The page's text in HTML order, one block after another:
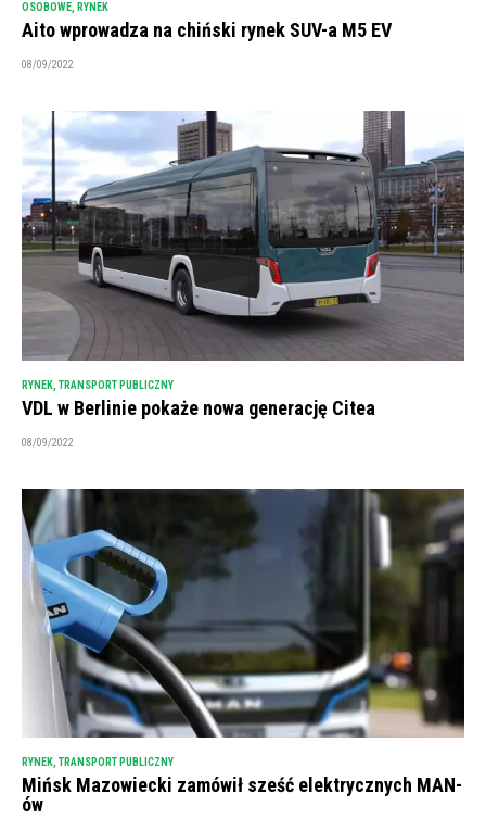
OSOBOWE, RYNEK
Aito wprowadza na chiński rynek SUV-a M5 EV
08/09/2022
RYNEK TRANSPORT PUBLICZNY
VDL w Berlinie pokaże nowa generację Citea
08/09/2022
RYNEK, TRANSPORT PUBLICZNY
Mińsk Mazowiecki zamówił sześć elektrycznych MAN-
ów